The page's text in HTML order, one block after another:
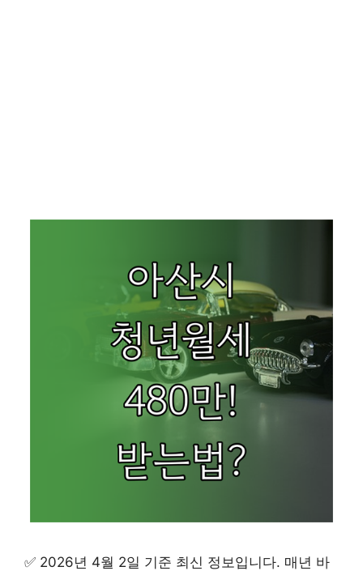
✅ 2026년 4월 2일 기준 최신 정보입니다. 매년 바